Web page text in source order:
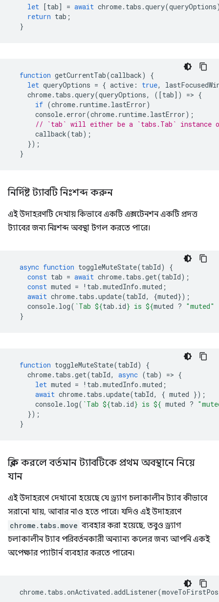
let [tab] = await chrome. tabs .query(queryOptions
return tab ;
}
function getCurrentTab(callback)
{
let queryOptions = { active : true,
chrome. tabs .query(queryOptions, ([tab]) => {
if (chrome. runtime. lastError)
console. error(chrome. runtime. lastError);
// `tab` will either be a `tabs.Tab` instance
callback(tab);
});
}
নির্দিষ্ট ট্যাবটি নিঃশব্দ করুন
এই উদাহরণটি দেখায় কিভাবে একটি এক্সটেনশন একটি প্রদত্ত
ট্যাবের জন্য নিঃশব্দ অবস্থা টগল করতে পারে।
async function toggleMuteState(tabId)
{
const tab = await chrome. tabs .get(tabId);
const muted = ! tab .mutedInfo .muted ;
await chrome. tabs .update(tabId, {muted});
console. log( `Tab ${tab . id} is ${muted ? "muted"
}
function toggleMuteState(tabId)
{
chrome. tabs .get(tabId, async (tab) => {
let muted = ! tab .mutedInfo .muted ;
await chrome. tabs .update(tabId, { muted });
console. log( `Tab ${tab . id} is ${ muted ?
});
}
ক্লিক করলে বর্তমান ট্যাবটিকে প্রথম অবস্থানে নিয়ে
যান
এই উদাহরণে দেখানো হয়েছে যে ড্র্যাগ চলাকালীন ট্যাব কীভাবে
সরানো যায়, আবার নাও হতে পারে। যদিও এই উদাহরণে
chrome.tabs.move ব্যবহার করা হয়েছে, তবুও ড্র্যাগ
চলাকালীন ট্যাব পরিবর্তনকারী অন্যান্য কলের জন্য আপনি একই
অপেক্ষার প্যাটার্ন ব্যবহার করতে পারেন।
chrome. tabs .onActivated .addListener(